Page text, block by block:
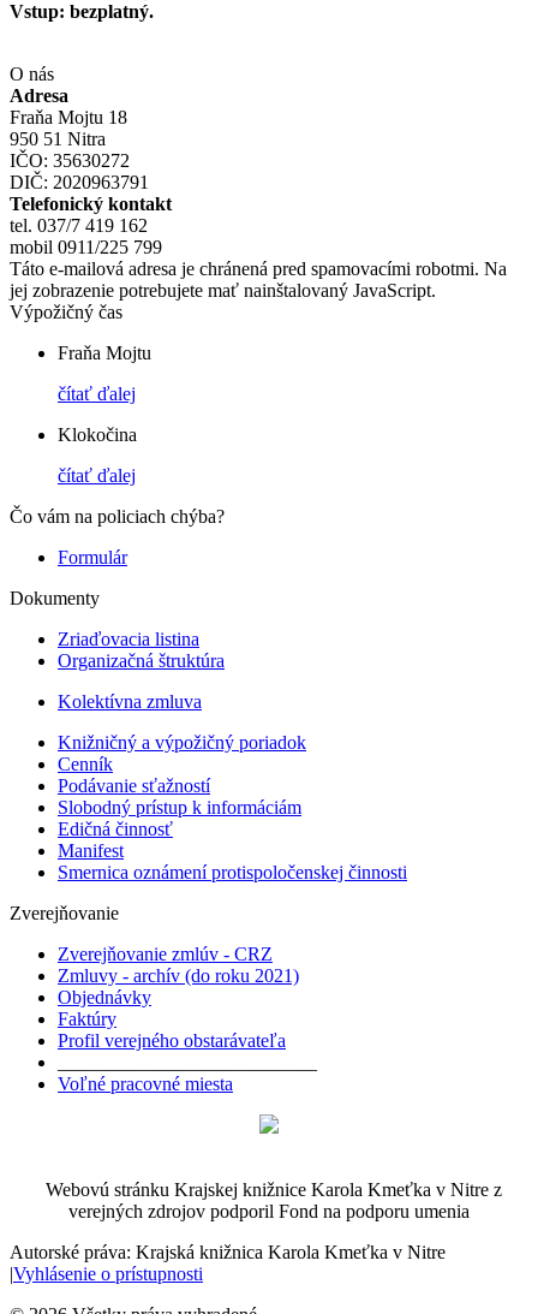
Vstup: bezplatný.
O nás
Adresa
Fraňa Mojtu 18
950 51 Nitra
IČO: 35630272
DIČ: 2020963791
Telefonický kontakt
tel. 037/7 419 162
mobil 0911/225 799
Táto e-mailová adresa je chránená pred spamovacími robotmi. Na
jej zobrazenie potrebujete mať nainštalovaný JavaScript.
Výpožičný čas
Fraňa Mojtu
čítať ďalej
Klokočina
čítať ďalej
Čo vám na policiach chýba?
Formulár
Dokumenty
Zriaďovacia listina
Organizačná štruktúra
Kolektívna zmluva
Knižničný a výpožičný poriadok
Cenník
Podávanie sťažností
Slobodný prístup k informáciám
Edičná činnosť
Manifest
Smernica oznámení protispoločenskej činnosti
Zverejňovanie
Zverejňovanie zmlúv - CRZ
Zmluvy - archív (do roku 2021)
Objednávky
Faktúry
Profil verejného obstarávateľa
Voľné pracovné miesta
Webovú stránku Krajskej knižnice Karola Kmeťka v Nitre z
verejných zdrojov podporil Fond na podporu umenia
Autorské práva: Krajská knižnica Karola Kmeťka v Nitre
|Vyhlásenie o prístupnosti